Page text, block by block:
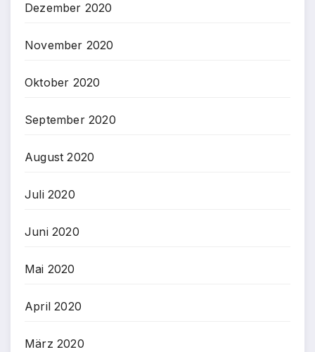
Dezember 2020
November 2020
Oktober 2020
September 2020
August 2020
Juli 2020
Juni 2020
Mai 2020
April 2020
März 2020